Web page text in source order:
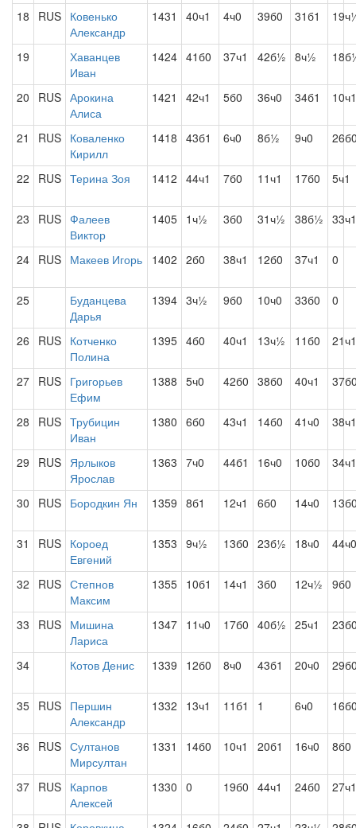
18 RUS Ковенько
Александр
1431 40ч1 4ч0 39б0 31б1
19
Хаванцев
Иван
1424 41б0 37ч1 42б½ 8ч½
20 RUS Арокина
Алиса
1421 42ч1 5б0 36ч0 34б1 10ч1
21 RUS Коваленко
Кирилл
1418 43б1 6ч0 8б½ 9ч0
22 RUS Терина Зоя 1412 44ч1 7б0 11ч1 17б0 5ч1
23 RUS Фалеев
Виктор
1405 1ч½ 3б0 31ч½ 38б½ 33ч1
24 RUS Макеев Игорь 1402 2б0 38ч1 12б0 37ч1 0
25
Буданцева
Дарья
1394 3ч½ 9б0 10ч0 33б0 0
26 RUS Котченко
Полина
1395 4б0 40ч1 13ч½ 11б0 21ч1
27 RUS Григорьев
Ефим
1388 5ч0 42б0 38б0 40ч1
28 RUS Трубицин
Иван
1380 6б0 43ч1 14б0 41ч0 38ч1
29 RUS Ярлыков
Ярослав
1363 7ч0 44б1 16ч0 10б0 34ч1
30 RUS Бородкин Ян 1359 8б1 12ч1 6б0 14ч0
31 RUS Короед
Евгений
1353 9ч½ 13б0 23б½ 18ч0 44ч0
32 RUS Степнов
Максим
1355 10б1 14ч1 3б0 12ч½ 9б0
33 RUS Мишина
Лариса
1347 11ч0 17б0 40б½ 25ч1
34 Котов Денис 1339 12б0 8ч0 43б1 20ч0
35 RUS Першин
Александр
1332 13ч1 11б1 1 6ч0
36 RUS Султанов
Мирсултан
1331 14б0 10ч1 20б1 16ч0 8б0
37 RUS Карпов
Алексей
1330 0 19б0 44ч1 24б0 27ч1